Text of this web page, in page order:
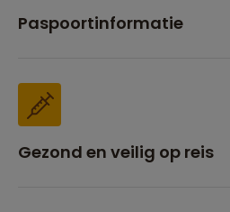
Paspoortinformatie
Gezond en veilig op reis